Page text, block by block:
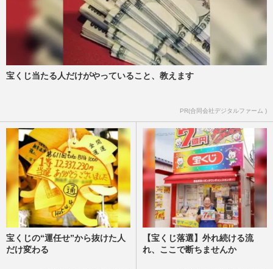
宝くじ当たる人だけがやっていること、教えます
PR(合同会社デジタルファーム )
宝くじの“運任せ”から抜けた人
だけ変わる
【宝くじ落選】外れ続ける流
れ、ここで断ちませんか